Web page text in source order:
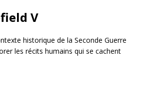
V
historique de la Seconde Guerre
les récits humains qui se cachent